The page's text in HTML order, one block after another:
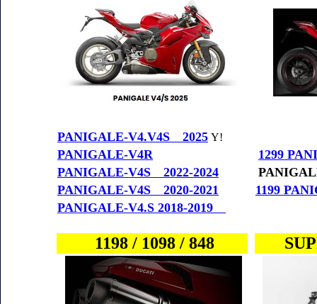
PANIGALE-V4.V4S 2025 Y!
PANIGALE-V4R
1299
PANIGALE-V4S 2022-2024
PANIGALE-V4S 2020-2021
1199
PANIGALE-V4.S 2018-2019
1198 / 1098 / 848